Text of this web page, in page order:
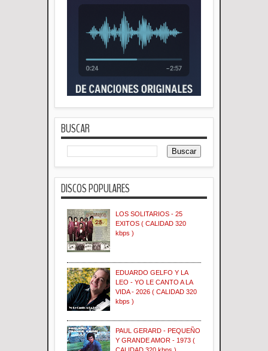
BUSCAR
DISCOS POPULARES
LOS SOLITARIOS - 25
EXITOS ( CALIDAD 320
kbps )
EDUARDO GELFO Y LA
LEO - YO LE CANTO A LA
VIDA - 2026 ( CALIDAD 320
kbps )
PAUL GERARD - PEQUEÑO
Y GRANDE AMOR - 1973 (